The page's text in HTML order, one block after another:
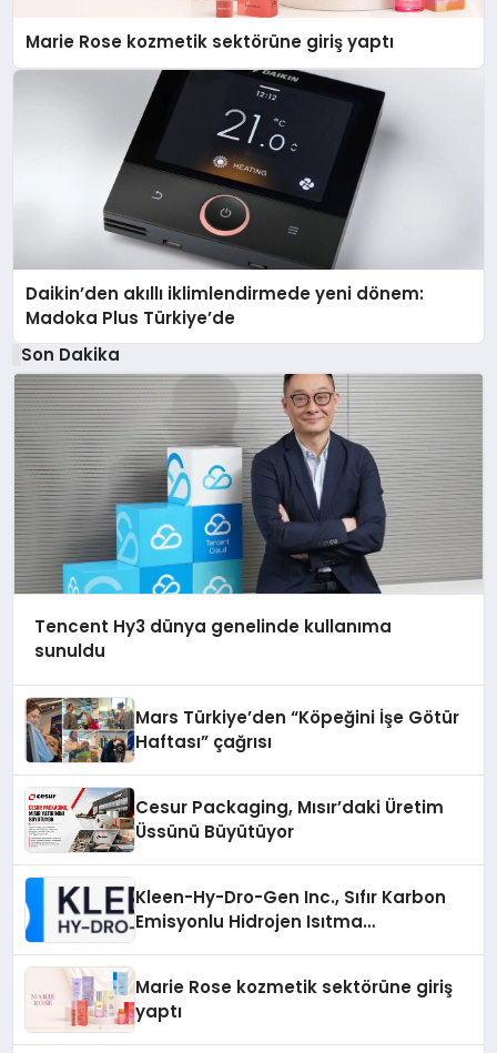
Marie Rose kozmetik sektörüne giriş yaptı
Daikin’den akıllı iklimlendirmede yeni dönem:
Madoka Plus Türkiye’de
Son Dakika
Tencent Hy3 dünya genelinde kullanıma
sunuldu
Mars Türkiye’den “Köpeğini İşe Götür
Haftası” çağrısı
Cesur Packaging, Mısır’daki Üretim
Üssünü Büyütüyor
Kleen-Hy-Dro-Gen Inc., Sıfır Karbon
Emisyonlu Hidrojen Isıtma
Marie Rose kozmetik sektörüne giriş
yaptı